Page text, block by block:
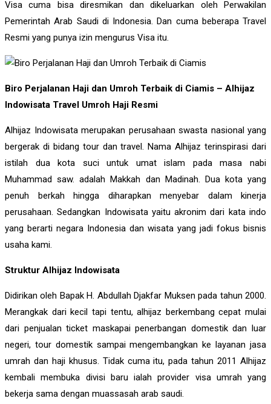
Visa cuma bisa diresmikan dan dikeluarkan oleh Perwakilan
Pemerintah Arab Saudi di Indonesia. Dan cuma beberapa Travel
Resmi yang punya izin mengurus Visa itu.
Biro Perjalanan Haji dan Umroh Terbaik di Ciamis – Alhijaz
Indowisata Travel Umroh Haji Resmi
Alhijaz Indowisata merupakan perusahaan swasta nasional yang
bergerak di bidang tour dan travel. Nama Alhijaz terinspirasi dari
istilah dua kota suci untuk umat islam pada masa nabi
Muhammad saw. adalah Makkah dan Madinah. Dua kota yang
penuh berkah hingga diharapkan menyebar dalam kinerja
perusahaan. Sedangkan Indowisata yaitu akronim dari kata indo
yang berarti negara Indonesia dan wisata yang jadi fokus bisnis
usaha kami.
Struktur Alhijaz Indowisata
Didirikan oleh Bapak H. Abdullah Djakfar Muksen pada tahun 2000.
Merangkak dari kecil tapi tentu, alhijaz berkembang cepat mulai
dari penjualan ticket maskapai penerbangan domestik dan luar
negeri, tour domestik sampai mengembangkan ke layanan jasa
umrah dan haji khusus. Tidak cuma itu, pada tahun 2011 Alhijaz
kembali membuka divisi baru ialah provider visa umrah yang
bekerja sama dengan muassasah arab saudi.